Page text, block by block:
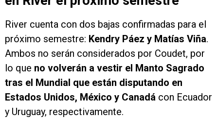
River cuenta con dos bajas confirmadas para el
próximo semestre: Kendry Páez y Matías Viña.
Ambos no serán considerados por Coudet, por
lo que no volverán a vestir el Manto Sagrado
tras el Mundial que están disputando en
Estados Unidos, México y Canadá con Ecuador
y Uruguay, respectivamente.